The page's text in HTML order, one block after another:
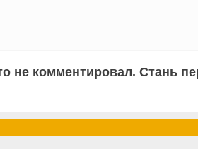
не комментировал. Стань